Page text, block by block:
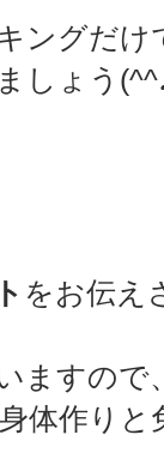
ングだけ
しょう
をお伝え
ますので
体作りと